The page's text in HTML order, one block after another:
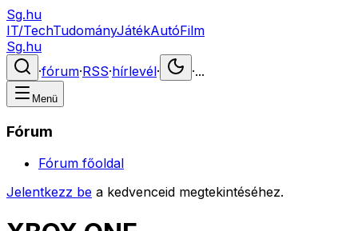
Sg.hu
IT/TechTudományJátékAutóFilm
Sg.hu
·fórum·RSS·hírlevél· ·...
Menü
Fórum
Fórum főoldal
Jelentkezz be a kedvenceid megtekintéséhez.